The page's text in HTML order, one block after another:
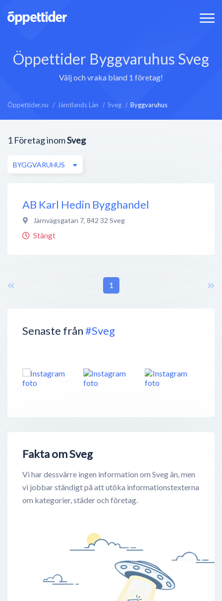
Öppettider Byggvaruhus Sveg
Välj och vraka bland 1 företag!
Öppettider.nu Jämtlands Län Sveg Byggvaruhus
Senaste från#Sveg
Fakta om Sveg
Vi har dessvärre ingen information om Sveg än, men
vi jobbar ständigt på att utöka informationstexterna
om kategorier, städer och företag.
1 Företag inomSveg
BYGGVARUHUS
AB Karl Hedin Bygghandel
Järnvägsgatan 7, 842 32 Sveg
Stängt
1